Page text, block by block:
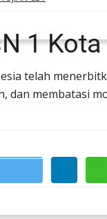
1
telah
dan membatasi